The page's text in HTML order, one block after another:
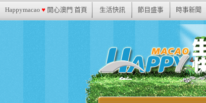
Happymacao ♥ 開心澳門 首頁 生活快訊 節目盛事 時事新聞